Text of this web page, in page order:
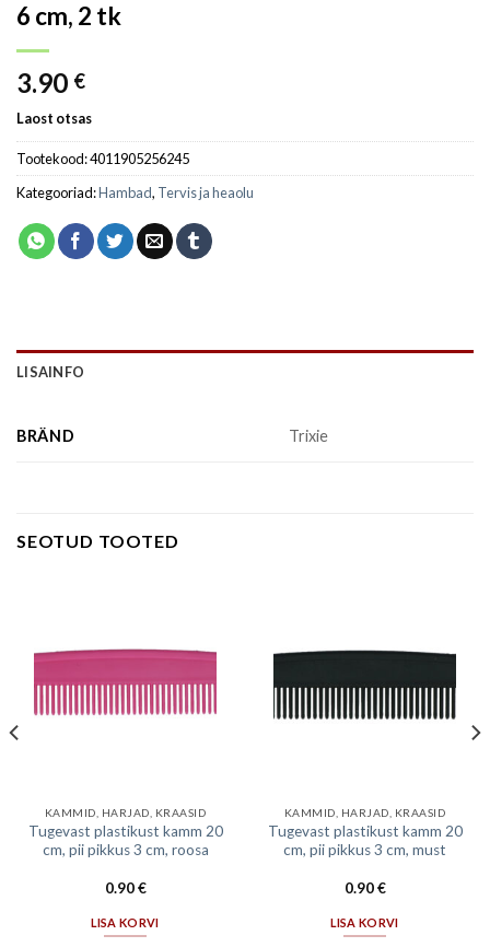
6 cm, 2 tk
3.90 €
Laost otsas
Tootekood:4011905256245
Kategooriad:Hambad, Tervis ja heaolu
LISAINFO
BRÄND Trixie
SEOTUD TOOTED
KAMMID, HARJAD, KRAASID
Tugevast plastikust kamm 20
cm, pii pikkus 3 cm, roosa
0.90€
LISA KORVI
KAMMID, HARJAD, KRAASID
Tugevast plastikust kamm 20
cm, pii pikkus 3 cm, must
0.90€
LISA KORVI